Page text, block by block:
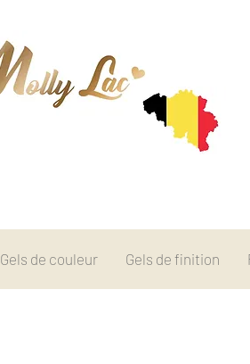
Gels de couleur Gels de finition